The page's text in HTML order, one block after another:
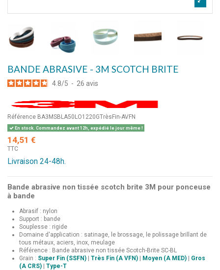
BANDE ABRASIVE - 3M SCOTCH BRITE
4.8/5 - 26 avis
Référence BA3MSBLA50LO1220GTrèsFin-AVFN
En stock. Commandez avant 12h, expédié le jour même !
14,51 €
TTC
Livraison 24-48h.
Bande abrasive non tissée scotch brite 3M pour ponceuse
à bande
Abrasif : nylon
Support : bande
Souplesse : rigide
Domaine d'application : satinage, le brossage, le polissage brillant de
tous métaux, aciers, inox, meulage
Référence : Bande abrasive non tissée Scotch-Brite SC-BL
Grain : Super Fin (SSFN) | Très Fin (A VFN) | Moyen (A MED) | Gros
(A CRS) | Type-T